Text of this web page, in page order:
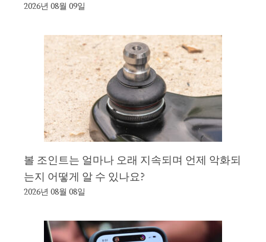
2026년 08월 09일
볼 조인트는 얼마나 오래 지속되며 언제 악화되
는지 어떻게 알 수 있나요?
2026년 08월 08일